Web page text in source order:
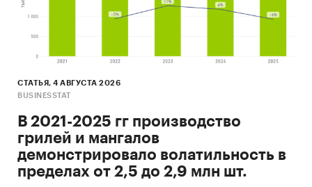
СТАТЬЯ, 4 АВГУСТА 2026
BUSINESSTAT
В 2021-2025 гг производство
грилей и мангалов
демонстрировало волатильность в
пределах от 2,5 до 2,9 млн шт.